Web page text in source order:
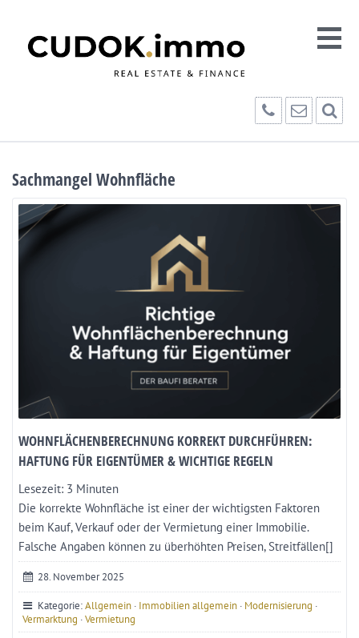
Sachmangel Wohnfläche
WOHNFLÄCHENBERECHNUNG KORREKT DURCHFÜHREN:
HAFTUNG FÜR EIGENTÜMER & WICHTIGE REGELN
Lesezeit: 3 Minuten
Die korrekte Wohnfläche ist einer der wichtigsten Faktoren
beim Kauf, Verkauf oder der Vermietung einer Immobilie.
Falsche Angaben können zu überhöhten Preisen, Streitfällen[]
28. November 2025
Kategorie:Allgemein · Immobilien allgemein · Modernisierung ·
Vermarktung ·Vermietung